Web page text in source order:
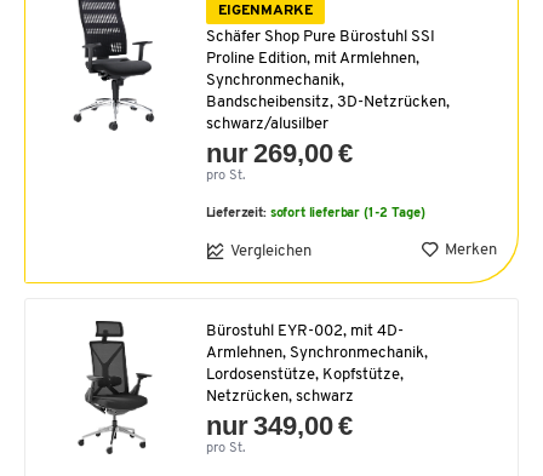
EIGENMARKE
Schäfer Shop Pure Bürostuhl SSI
Proline Edition, mit Armlehnen,
Synchronmechanik,
Bandscheibensitz, 3D-Netzrücken,
schwarz/alusilber
nur 269,00 €
pro St.
Lieferzeit: sofort lieferbar (1-2 Tage)
Vergleichen Merken
Bürostuhl EYR-002, mit 4D-
Armlehnen, Synchronmechanik,
Lordosenstütze, Kopfstütze,
Netzrücken, schwarz
nur 349,00 €
pro St.